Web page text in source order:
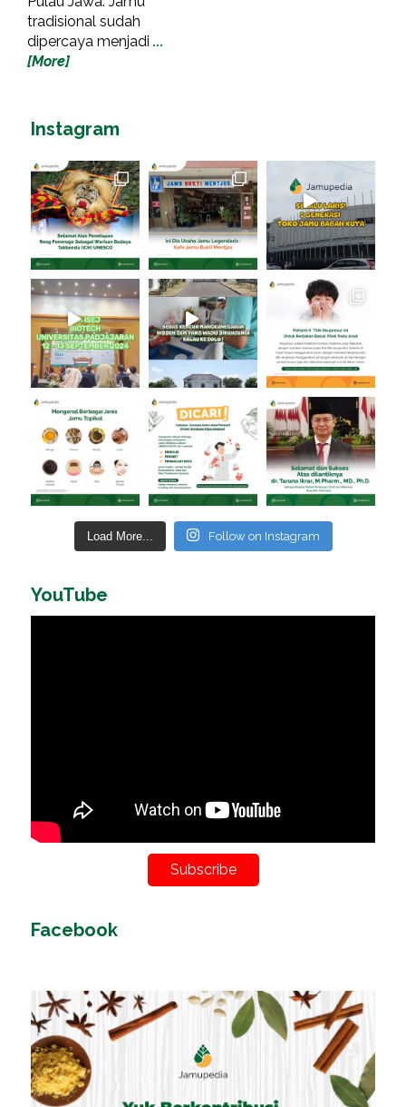
tradisional sudah
dipercaya menjadi ...
[More]
Instagram
Load More... Follow on Instagram
YouTube
Subscribe
Facebook